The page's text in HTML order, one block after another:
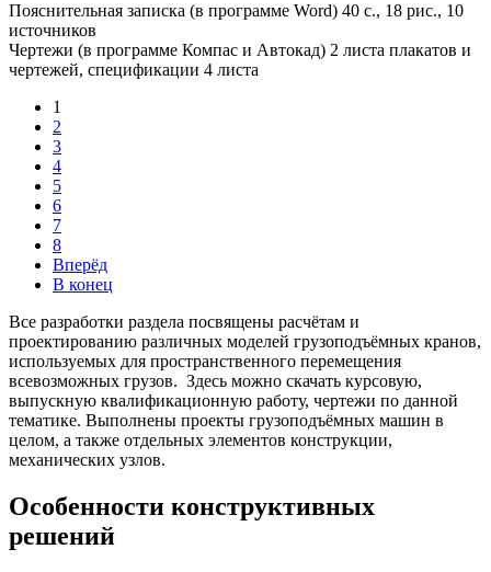
Пояснительная записка (в программе Word) 40 с., 18 рис., 10
источников
Чертежи (в программе Компас и Автокад) 2 листа плакатов и
чертежей, спецификации 4 листа
1
2
3
4
5
6
7
8
Вперёд
В конец
Все разработки раздела посвящены расчётам и
проектированию различных моделей грузоподъёмных кранов,
используемых для пространственного перемещения
всевозможных грузов. Здесь можно скачать курсовую,
выпускную квалификационную работу, чертежи по данной
тематике. Выполнены проекты грузоподъёмных машин в
целом, а также отдельных элементов конструкции,
механических узлов.
Особенности конструктивных
решений